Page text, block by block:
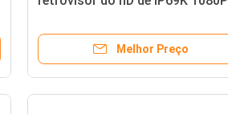
Melhor Preço